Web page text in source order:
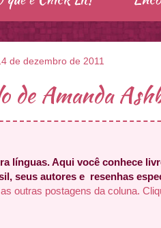
de dezembro de 2011
de Amanda
línguas. Aqui você conhece
seus autores e resenhas
outras postagens da coluna.